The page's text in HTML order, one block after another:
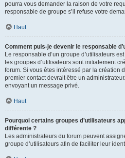
pourra vous demander la raison de votre
responsable de groupe s’il refuse votre
Haut
Comment puis-je devenir le responsable
Le responsable d’un groupe d’utilisateurs
les groupes d’utilisateurs sont initialement
forum. Si vous êtes intéressé par la création
premier contact devrait être un
envoyant un message privé.
Haut
Pourquoi certains groupes d’utilisateurs
différente ?
Les administrateurs du forum peuvent
groupe d’utilisateurs afin de faciliter leur